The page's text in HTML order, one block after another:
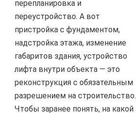
перепланировка и
переустройство. А вот
пристройка с фундаментом,
надстройка этажа, изменение
габаритов здания, устройство
лифта внутри объекта — это
реконструкция с обязательным
разрешением на строительство.
Чтобы заранее понять, на какой